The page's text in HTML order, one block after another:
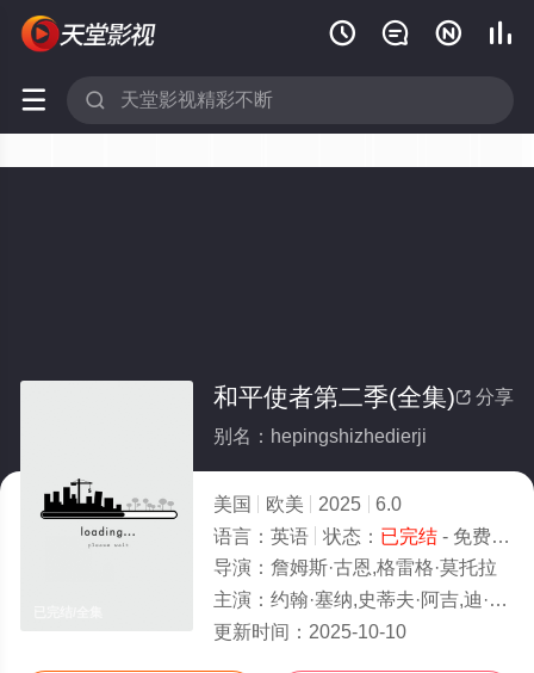
   
 
 分享
和平使者第二季(全集)
别名：hepingshizhedierji
美国 欧美 2025
6.0
语言： 英语 状态： 已完结- 免费在线观看
导演： 詹姆斯·古恩,格雷格·莫托拉
主演： 约翰·塞纳,史蒂夫·阿吉,迪·布莱德利·贝克,丹妮尔·布鲁克斯,詹尼佛·霍兰德,弗兰克·格里罗,肖恩·古恩,迈克尔·鲁克,内森·菲利安,
更新时间： 2025-10-10